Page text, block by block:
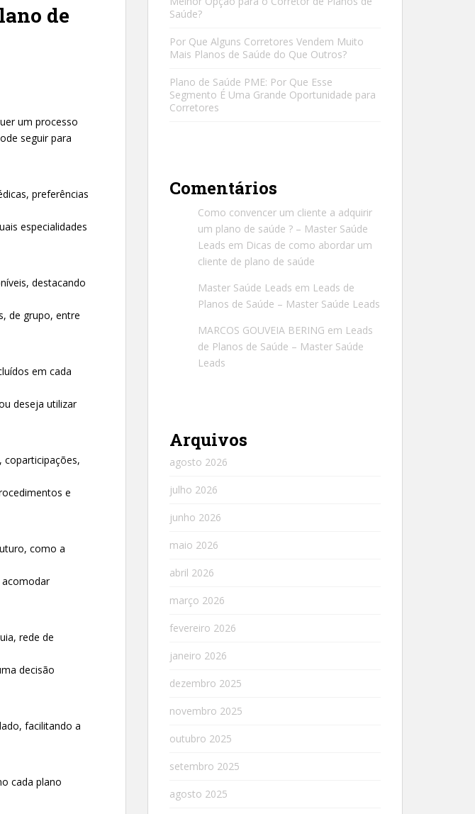
de
um processo
seguir para
preferências
especialidades
destacando
de grupo, entre
em cada
deseja utilizar
coparticipações,
e
como a
acomodar
rede de
decisão
facilitando a
cada plano
Saúde?
Por Que Alguns Corretores Vendem Muito
Mais Planos de Saúde do Que Outros?
Plano de Saúde PME: Por Que Esse
Segmento É Uma Grande Oportunidade para
Corretores
Comentários
Como convencer um cliente a adquirir
um plano de saúde ? – Master Saúde
Leads em Dicas de como abordar um
cliente de plano de saúde
Master Saúde Leads em Leads de
Planos de Saúde – Master Saúde Leads
MARCOS GOUVEIA BERING em Leads
de Planos de Saúde – Master Saúde
Leads
Arquivos
agosto 2026
julho 2026
junho 2026
maio 2026
abril 2026
março 2026
fevereiro 2026
janeiro 2026
dezembro 2025
novembro 2025
outubro 2025
setembro 2025
agosto 2025